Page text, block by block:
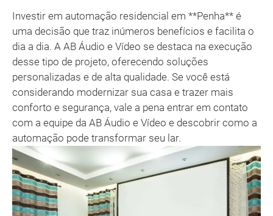
Investir em automação residencial em **Penha** é
uma decisão que traz inúmeros benefícios e facilita o
dia a dia. A AB Áudio e Vídeo se destaca na execução
desse tipo de projeto, oferecendo soluções
personalizadas e de alta qualidade. Se você está
considerando modernizar sua casa e trazer mais
conforto e segurança, vale a pena entrar em contato
com a equipe da AB Áudio e Vídeo e descobrir como a
automação pode transformar seu lar.